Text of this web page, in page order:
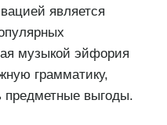
является
музыкой эйфория
грамматику,
предметные выгоды.